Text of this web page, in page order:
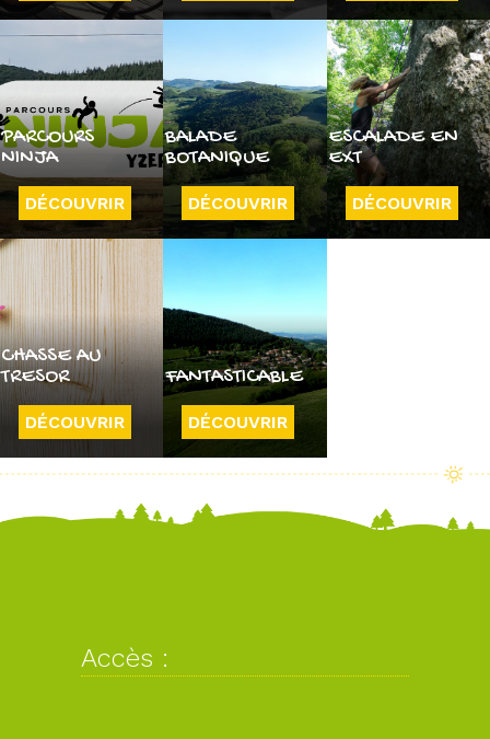
PARCOURS
NINJA
DÉCOUVRIR
BALADE
BOTANIQUE
DÉCOUVRIR
ESCALADE EN
EXT
DÉCOUVRIR
CHASSE AU
TRESOR
DÉCOUVRIR
FANTASTICABLE
DÉCOUVRIR
Accès :